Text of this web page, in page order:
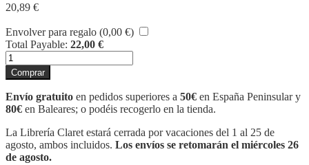
20,89 €
Envolver para regalo (0,00 €)
Total Payable: 22,00 €
NOS
VEMOS
ALLÁ
ARRIBA
cantidad
Comprar
Envío gratuito en pedidos superiores a 50€ en España Peninsular y
80€ en Baleares; o podéis recogerlo en la tienda.
La Librería Claret estará cerrada por vacaciones del 1 al 25 de
agosto, ambos incluidos. Los envíos se retomarán el miércoles 26
de agosto.